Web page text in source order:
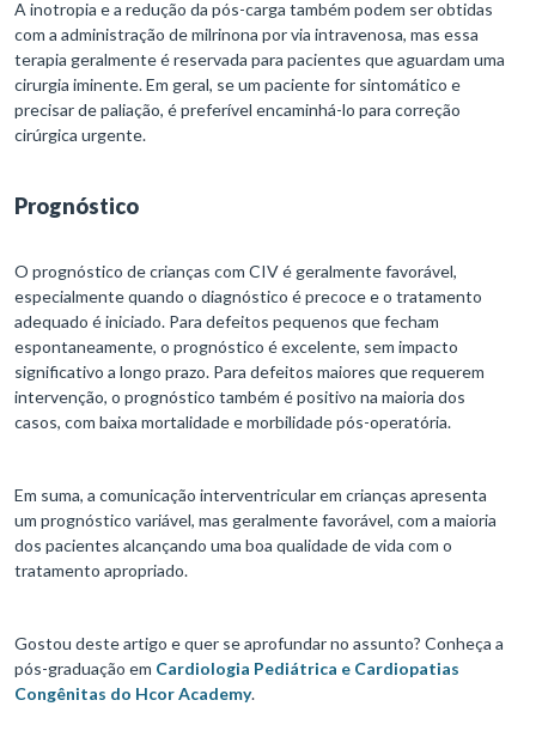
A inotropia e a redução da pós-carga também podem ser obtidas
com a administração de milrinona por via intravenosa, mas essa
terapia geralmente é reservada para pacientes que aguardam uma
cirurgia iminente. Em geral, se um paciente for sintomático e
precisar de paliação, é preferível encaminhá-lo para correção
cirúrgica urgente.
Prognóstico
O prognóstico de crianças com CIV é geralmente favorável,
especialmente quando o diagnóstico é precoce e o tratamento
adequado é iniciado. Para defeitos pequenos que fecham
espontaneamente, o prognóstico é excelente, sem impacto
significativo a longo prazo. Para defeitos maiores que requerem
intervenção, o prognóstico também é positivo na maioria dos
casos, com baixa mortalidade e morbilidade pós-operatória.
Em suma, a comunicação interventricular em crianças apresenta
um prognóstico variável, mas geralmente favorável, com a maioria
dos pacientes alcançando uma boa qualidade de vida com o
tratamento apropriado.
Gostou deste artigo e quer se aprofundar no assunto? Conheça a
pós-graduação em Cardiologia Pediátrica e Cardiopatias
Congênitas do Hcor Academy.